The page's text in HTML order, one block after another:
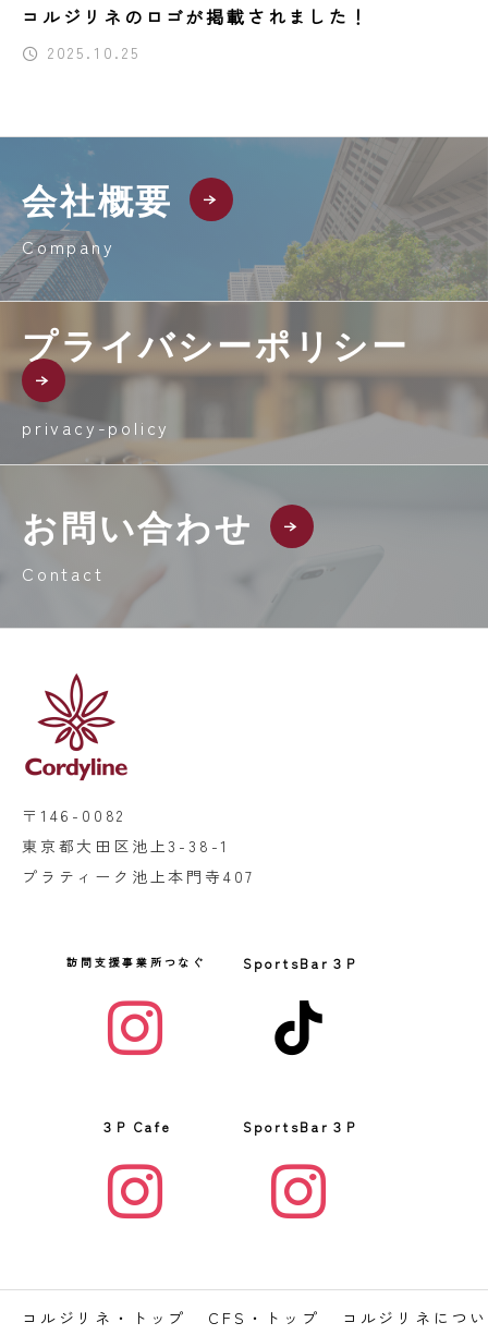
コルジリネのロゴが掲載されました！
2025.10.25
会社概要
Company
プライバシーポリシー
privacy-policy
お問い合わせ
Contact
〒146-0082
東京都大田区池上3-38-1
プラティーク池上本門寺407
コルジリネ・トップ CFS・トップ コルジリネにつ